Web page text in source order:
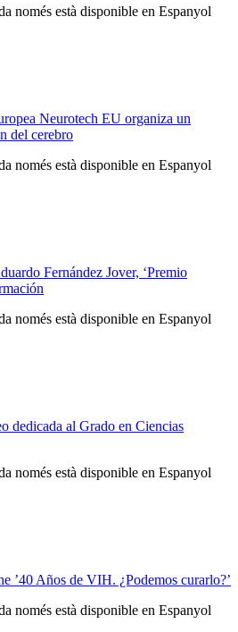
només està disponible en Espanyol
Neurotech EU organiza un
del cerebro
només està disponible en Espanyol
Fernández Jover, ‘Premio
només està disponible en Espanyol
dedicada al Grado en Ciencias
només està disponible en Espanyol
’40 Años de VIH. ¿Podemos curarlo?’
només està disponible en Espanyol